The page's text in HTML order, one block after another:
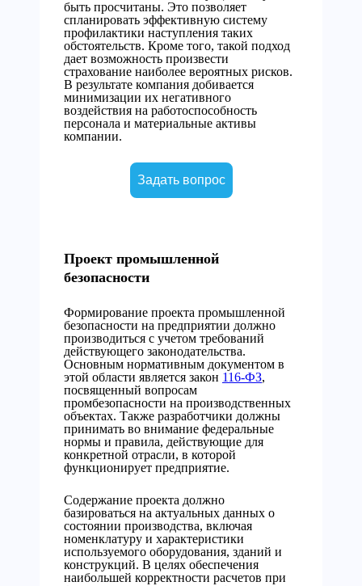
быть просчитаны. Это позволяет
спланировать эффективную систему
профилактики наступления таких
обстоятельств. Кроме того, такой подход
дает возможность произвести
страхование наиболее вероятных рисков.
В результате компания добивается
минимизации их негативного
воздействия на работоспособность
персонала и материальные активы
компании.
Задать вопрос
Проект промышленной
безопасности
Формирование проекта промышленной
безопасности на предприятии должно
производиться с учетом требований
действующего законодательства.
Основным нормативным документом в
этой области является закон 116-ФЗ,
посвященный вопросам
промбезопасности на производственных
объектах. Также разработчики должны
принимать во внимание федеральные
нормы и правила, действующие для
конкретной отрасли, в которой
функционирует предприятие.
Содержание проекта должно
базироваться на актуальных данных о
состоянии производства, включая
номенклатуру и характеристики
используемого оборудования, зданий и
конструкций. В целях обеспечения
наибольшей корректности расчетов при